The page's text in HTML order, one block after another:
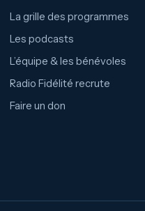
La grille des programmes
Les podcasts
L’équipe & les bénévoles
Radio Fidélité recrute
Faire un don